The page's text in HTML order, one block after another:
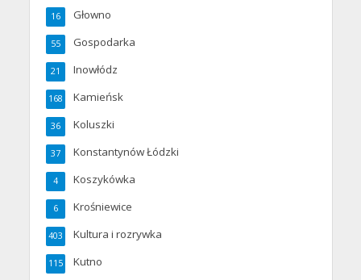
Głowno
16
Gospodarka
55
Inowłódz
21
Kamieńsk
168
Koluszki
36
Konstantynów Łódzki
37
Koszykówka
4
Krośniewice
6
Kultura i rozrywka
403
Kutno
115